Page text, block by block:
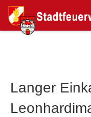
Langer